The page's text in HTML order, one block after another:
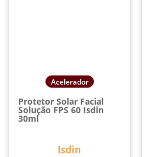
Acelerador
Protetor Solar Facial
Solução FPS 60 Isdin
30ml
Isdin